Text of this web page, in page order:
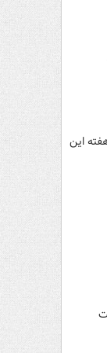
ظرف یک هفته این